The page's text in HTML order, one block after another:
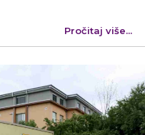
Pročitaj više...